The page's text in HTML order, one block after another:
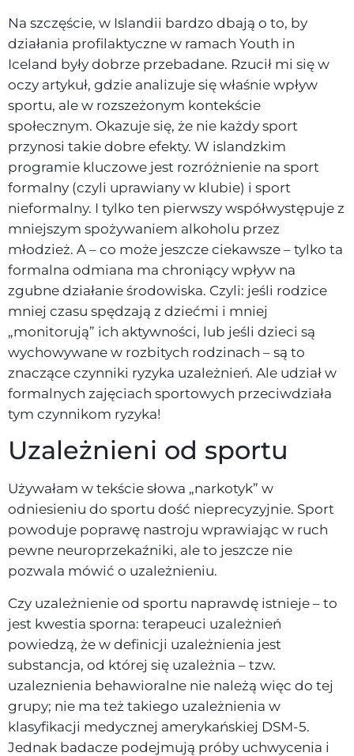
Na szczęście, w Islandii bardzo dbają o to, by
działania profilaktyczne w ramach Youth in
Iceland były dobrze przebadane. Rzucił mi się w
oczy artykuł, gdzie analizuje się właśnie wpływ
sportu, ale w rozszeżonym kontekście
społecznym. Okazuje się, że nie każdy sport
przynosi takie dobre efekty. W islandzkim
programie kluczowe jest rozróżnienie na sport
formalny (czyli uprawiany w klubie) i sport
nieformalny. I tylko ten pierwszy współwystępuje z
mniejszym spożywaniem alkoholu przez
młodzież. A – co może jeszcze ciekawsze – tylko ta
formalna odmiana ma chroniący wpływ na
zgubne działanie środowiska. Czyli: jeśli rodzice
mniej czasu spędzają z dziećmi i mniej
„monitorują” ich aktywności, lub jeśli dzieci są
wychowywane w rozbitych rodzinach – są to
znaczące czynniki ryzyka uzależnień. Ale udział w
formalnych zajęciach sportowych przeciwdziała
tym czynnikom ryzyka!
Uzależnieni od sportu
Używałam w tekście słowa „narkotyk” w
odniesieniu do sportu dość nieprecyzyjnie. Sport
powoduje poprawę nastroju wprawiając w ruch
pewne neuroprzekaźniki, ale to jeszcze nie
pozwala mówić o uzależnieniu.
Czy uzależnienie od sportu naprawdę istnieje – to
jest kwestia sporna: terapeuci uzależnień
powiedzą, że w definicji uzależnienia jest
substancja, od której się uzależnia – tzw.
uzaleznienia behawioralne nie należą więc do tej
grupy; nie ma też takiego uzależnienia w
klasyfikacji medycznej amerykańskiej DSM-5.
Jednak badacze podejmują próby uchwycenia i